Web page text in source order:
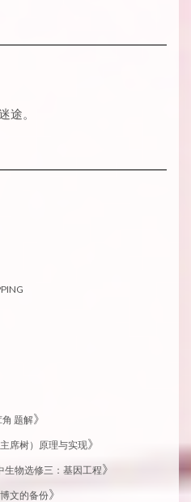
途。
题解》
席树）原理与实现》
生物选修三：基因工程》
文的备份》